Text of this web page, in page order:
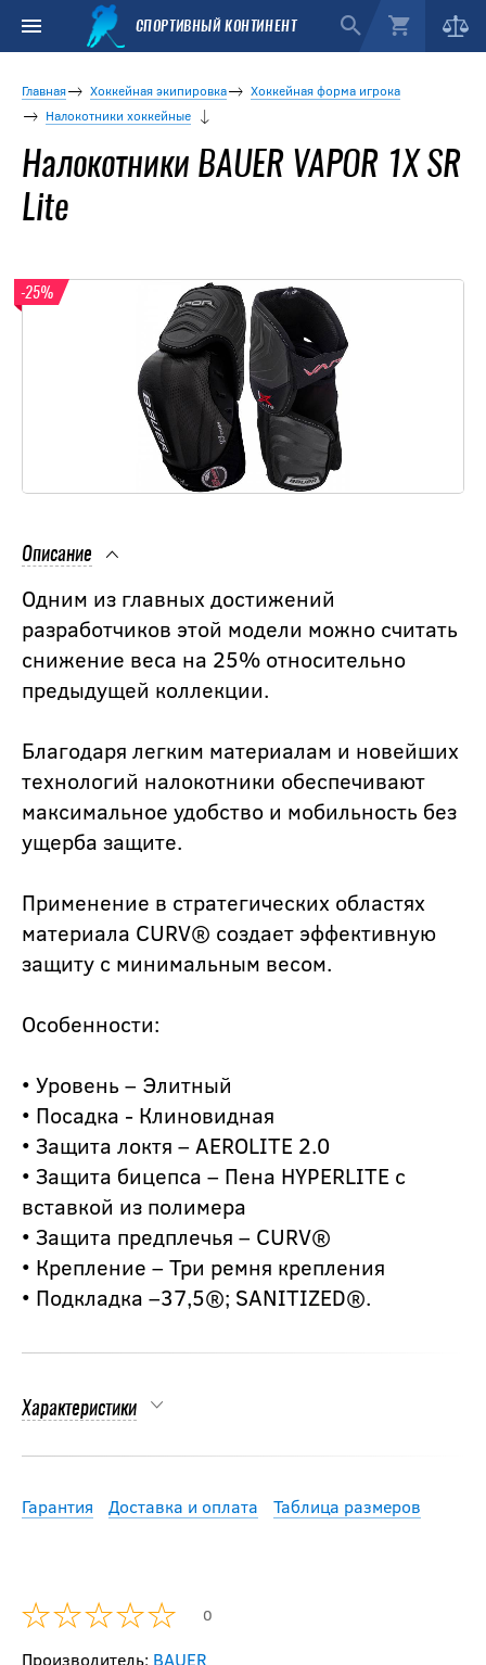
СПОРТИВНЫЙ КОНТИНЕНТ
Главная Хоккейная экипировка
Хоккейная форма игрока
Налокотники хоккейные
Налокотники BAUER VAPOR 1X SR
Lite
-25%
Описание
Одним из главных достижений
разработчиков этой модели можно считать
снижение веса на 25% относительно
предыдущей коллекции.
Благодаря легким материалам и новейших
технологий налокотники обеспечивают
максимальное удобство и мобильность без
ущерба защите.
Применение в стратегических областях
материала CURV® создает эффективную
защиту с минимальным весом.
Особенности:
• Уровень – Элитный
• Посадка - Клиновидная
• Защита локтя – AEROLITE 2.0
• Защита бицепса – Пена HYPERLITE с
вставкой из полимера
• Защита предплечья – CURV®
• Крепление – Три ремня крепления
• Подкладка –37,5®; SANITIZED®.
Характеристики
Гарантия Доставка и оплата Таблица размеров
0
Производитель: BAUER